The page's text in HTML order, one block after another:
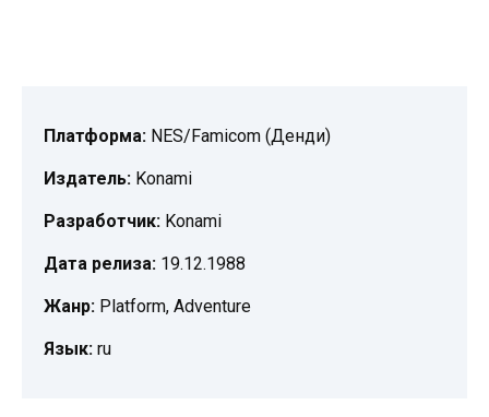
Платформа: NES/Famicom (Денди)
Издатель: Konami
Разработчик: Konami
Дата релиза: 19.12.1988
Жанр: Platform, Adventure
Язык: ru